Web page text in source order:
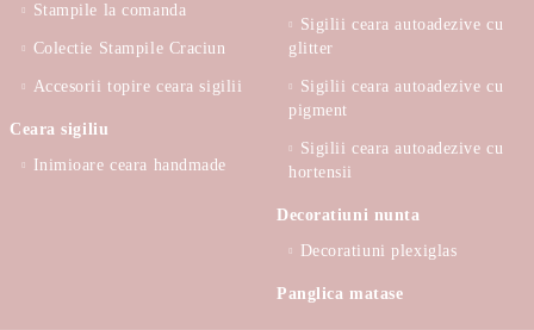
Stampile la comanda
Colectie Stampile Craciun
Accesorii topire ceara sigilii
Ceara sigiliu
Inimioare ceara handmade
Sigilii ceara autoadezive cu
glitter
Sigilii ceara autoadezive cu
pigment
Sigilii ceara autoadezive cu
hortensii
Decoratiuni nunta
Decoratiuni plexiglas
Panglica matase